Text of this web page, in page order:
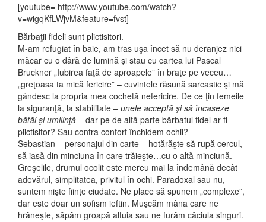
[youtube= http://www.youtube.com/watch?
v=wigqKfLWjvM&feature=fvst]
Bărbaţii fideli sunt plictisitori.
M-am refugiat în baie, am tras uşa încet să nu deranjez nici
măcar cu o dâră de lumină şi stau cu cartea lui Pascal
Bruckner „Iubirea faţă de aproapele” în braţe pe veceu…
„greţoasa ta mică fericire” – cuvintele răsună sarcastic şi mă
gândesc la propria mea cochetă nefericire. De ce ţin femeile
la siguranţă, la stabilitate – unele acceptă şi să încaseze
bătăi şi umilinţă – dar pe de altă parte bărbatul fidel ar fi
plictisitor? Sau contra confort închidem ochii?
Sebastian – personajul din carte – hotărăşte să rupă cercul,
să iasă din minciuna în care trăieşte…cu o altă minciună.
Greşelile, drumul ocolit este mereu mai la îndemână decât
adevărul, simplitatea, privitul în ochi. Paradoxal sau nu,
suntem nişte fiinţe ciudate. Ne place să spunem „complexe”,
dar este doar un sofism ieftin. Muşcăm mâna care ne
hrăneşte, săpăm groapă altuia sau ne furăm căciula singuri.